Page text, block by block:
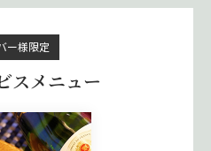
ー様限定
スメニュー